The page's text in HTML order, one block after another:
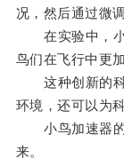
况，然后通过微
在实验中，小
鸟们在飞行中更
这种创新的科
环境，还可以为
小鸟加速器的
来。